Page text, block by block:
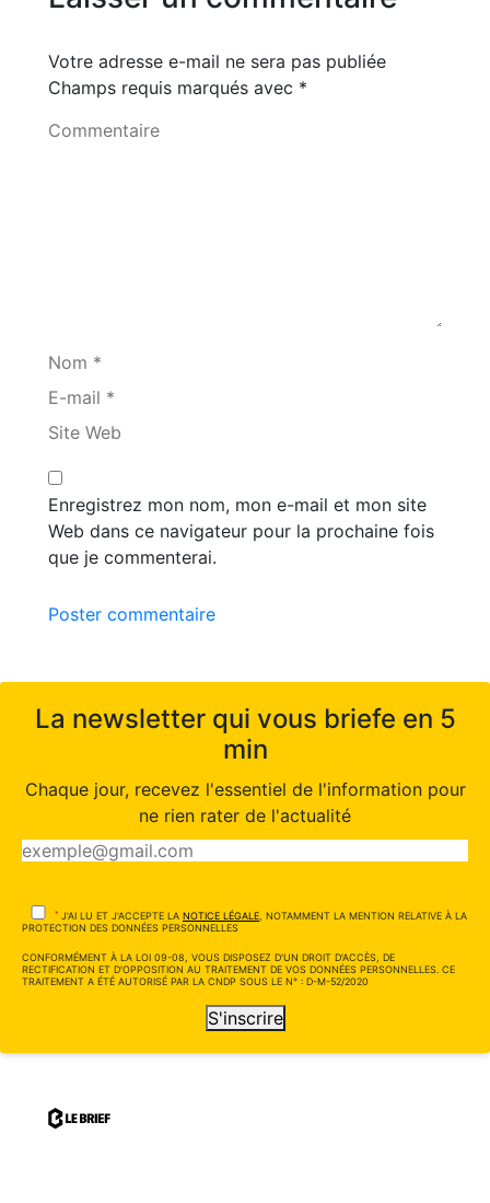
Votre adresse e-mail ne sera pas publiée
Champs requis marqués avec *
Commentaire
Nom *
E-mail *
Site Web
Enregistrez mon nom, mon e-mail et mon site
Web dans ce navigateur pour la prochaine fois
que je commenterai.
Poster commentaire
La newsletter qui vous briefe en 5
min
Chaque jour, recevez l'essentiel de l'information pour
ne rien rater de l'actualité
* J'AI LU ET J'ACCEPTE LA NOTICE LÉGALE , NOTAMMENT LA MENTION RELATIVE À LA
PROTECTION DES DONNÉES PERSONNELLES
CONFORMÉMENT À LA LOI 09-08, VOUS DISPOSEZ D'UN DROIT D'ACCÈS, DE
RECTIFICATION ET D'OPPOSITION AU TRAITEMENT DE VOS DONNÉES PERSONNELLES. CE
TRAITEMENT A ÉTÉ AUTORISÉ PAR LA CNDP SOUS LE N° : D-M-52/2020
S'inscrire